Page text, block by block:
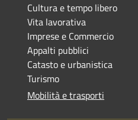
Cultura e tempo libero
Vita lavorativa
Imprese e Commercio
Appalti pubblici
Catasto e urbanistica
Turismo
Mobilità e trasporti